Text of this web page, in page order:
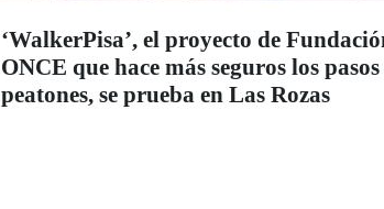
‘WalkerPisa’, el proyecto de
ONCE que hace más seguros los pasos
peatones, se prueba en Las Rozas